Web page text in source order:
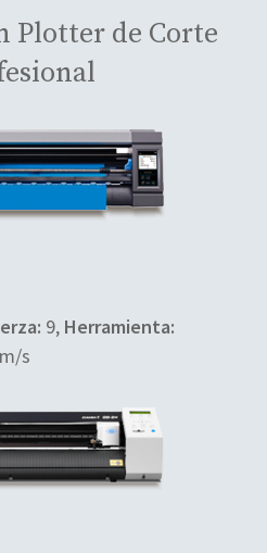
Plotter de Corte
9, Herramienta:
s